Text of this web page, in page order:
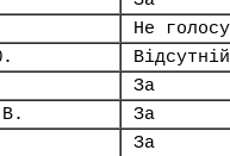
Не
Відсутній
За
За
За